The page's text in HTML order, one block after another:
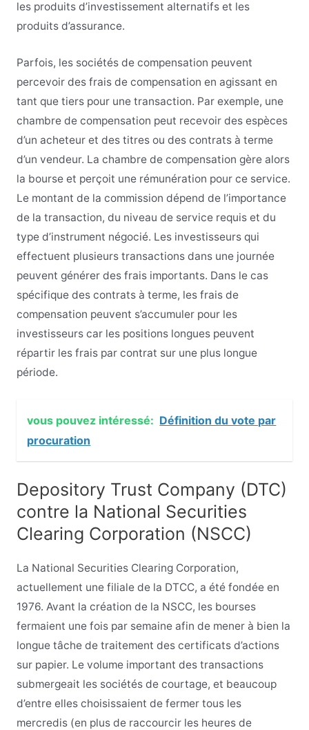
les produits d’investissement alternatifs et les
produits d’assurance.
Parfois, les sociétés de compensation peuvent
percevoir des frais de compensation en agissant en
tant que tiers pour une transaction. Par exemple, une
chambre de compensation peut recevoir des espèces
d’un acheteur et des titres ou des contrats à terme
d’un vendeur. La chambre de compensation gère alors
la bourse et perçoit une rémunération pour ce service.
Le montant de la commission dépend de l’importance
de la transaction, du niveau de service requis et du
type d’instrument négocié. Les investisseurs qui
effectuent plusieurs transactions dans une journée
peuvent générer des frais importants. Dans le cas
spécifique des contrats à terme, les frais de
compensation peuvent s’accumuler pour les
investisseurs car les positions longues peuvent
répartir les frais par contrat sur une plus longue
période.
vous pouvez intéressé: Définition du vote par
procuration
Depository Trust Company (DTC)
contre la National Securities
Clearing Corporation (NSCC)
La National Securities Clearing Corporation,
actuellement une filiale de la DTCC, a été fondée en
1976. Avant la création de la NSCC, les bourses
fermaient une fois par semaine afin de mener à bien la
longue tâche de traitement des certificats d’actions
sur papier. Le volume important des transactions
submergeait les sociétés de courtage, et beaucoup
d’entre elles choisissaient de fermer tous les
mercredis (en plus de raccourcir les heures de